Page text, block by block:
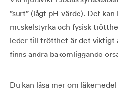
”surt” (lågt pH-värde). Det
muskelstyrka och fysisk
leder till trötthet är det viktigt
finns andra bakomliggande
Du kan läsa mer om